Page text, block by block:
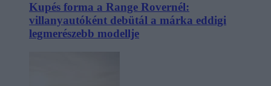
Kupés forma a Range Rovernél:
villanyautóként debütál a márka eddigi
legmerészebb modellje